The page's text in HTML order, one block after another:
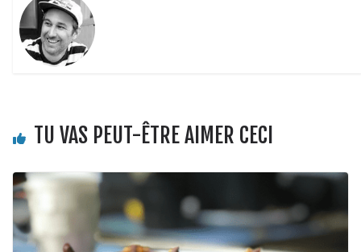
TU VAS PEUT-ÊTRE AIMER CECI